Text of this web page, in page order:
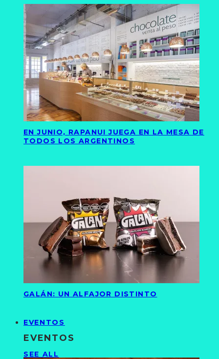
EN JUNIO, RAPANUI JUEGA EN LA MESA DE
TODOS LOS ARGENTINOS
GALÁN: UN ALFAJOR DISTINTO
EVENTOS
EVENTOS
SEE ALL